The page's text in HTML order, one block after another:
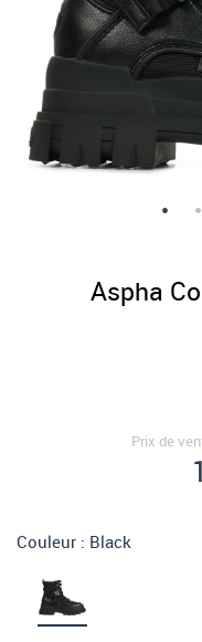
Aspha
Prix de
Couleur : Black